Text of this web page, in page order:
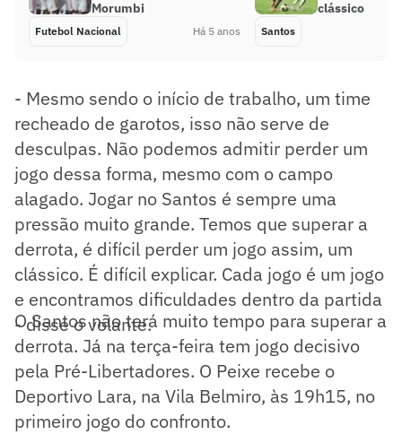
Morumbi
Futebol Nacional Há 5 anos
clássico
Santos
- Mesmo sendo o início de trabalho, um time
recheado de garotos, isso não serve de
desculpas. Não podemos admitir perder um
jogo dessa forma, mesmo com o campo
alagado. Jogar no Santos é sempre uma
pressão muito grande. Temos que superar a
derrota, é difícil perder um jogo assim, um
clássico. É difícil explicar. Cada jogo é um jogo
e encontramos dificuldades dentro da partida
- disse o volante.
O Santos não terá muito tempo para superar a
derrota. Já na terça-feira tem jogo decisivo
pela Pré-Libertadores. O Peixe recebe o
Deportivo Lara, na Vila Belmiro, às 19h15, no
primeiro jogo do confronto.